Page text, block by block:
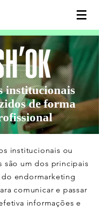
institucionais
de forma
institucionais ou
são um dos principais
do endormarketing
comunicar e passar
informações e